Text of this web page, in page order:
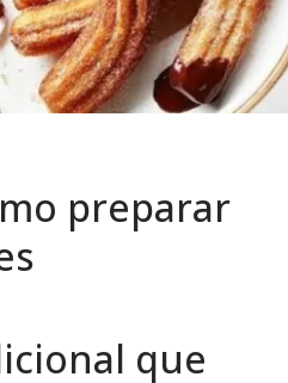
preparar
que